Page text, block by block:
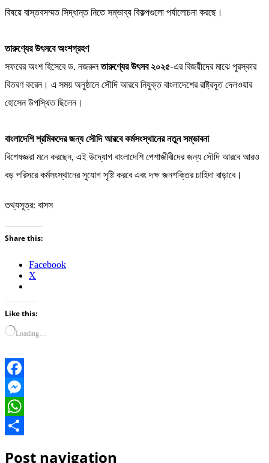
বিষয়ে বাস্তবসম্মত সিদ্ধান্ত নিতে সম্ভাব্য বিকল্পগুলো পর্যালোচনা করছে।
তারুণ্যের উৎসবে অংশগ্রহণ
সফরের অংশ হিসেবে ড. নজরুলতারুণ্যের উৎসব ২০২৫-এর বিজয়ীদের মাঝে পুরস্কার
বিতরণ করেন। এ সময় অনুষ্ঠানে সৌদি আরবে নিযুক্ত বাংলাদেশের রাষ্ট্রদূত দেলওয়ার
হোসেন উপস্থিত ছিলেন।
বাংলাদেশি শ্রমিকদের জন্য সৌদি আরবে কর্মসংস্থানের নতুন সম্ভাবনা
বিশেষজ্ঞরা মনে করছেন, এই উদ্যোগ বাংলাদেশি পেশাজীবীদের জন্য সৌদি আরবে আরও
বড় পরিসরে কর্মসংস্থানের সুযোগ সৃষ্টি করবে এবং দক্ষ জনশক্তির চাহিদা বাড়াবে।
তথ্যসূত্র: বাসস
Share this:
Facebook
X
Like this:
Loading…
Facebook
Messenger
WhatsApp
Post navigation